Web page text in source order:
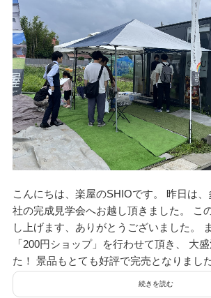
こんにちは、楽屋のSHIOです。 昨日は
社の完成見学会へお越し頂きました。 こ
し上げます、ありがとうございました。
「200円ショップ」を行わせて頂き、 大
た！ 景品もとても好評で完売となりまし
続きを読む